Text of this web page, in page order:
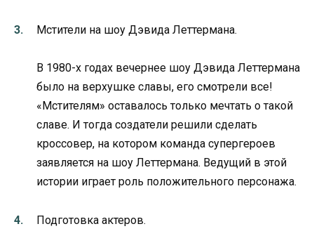
Мстители на шоу Дэвида Леттермана.
В 1980-х годах вечернее шоу Дэвида Леттермана
было на верхушке славы, его смотрели все!
«Мстителям» оставалось только мечтать о такой
славе. И тогда создатели решили сделать
кроссовер, на котором команда супергероев
заявляется на шоу Леттермана. Ведущий в этой
истории играет роль положительного персонажа.
Подготовка актеров.